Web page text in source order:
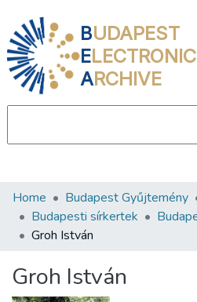
BUDAPEST
ELECTRONIC
ARCHIVE
Communities & Collections
All of DSpace
About us
Home Budapest Gyűjtemény
Budapesti sírkertek
Groh István
Groh István